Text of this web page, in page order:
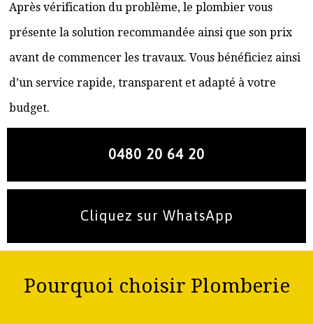
Après vérification du problème, le plombier vous
présente la solution recommandée ainsi que son prix
avant de commencer les travaux. Vous bénéficiez ainsi
d’un service rapide, transparent et adapté à votre
budget.
0480 20 64 20
Cliquez sur WhatsApp
Pourquoi choisir Plomberie